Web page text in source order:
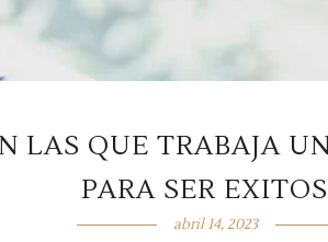
LAS QUE TRABAJA
PARA SER
abril 14, 2023